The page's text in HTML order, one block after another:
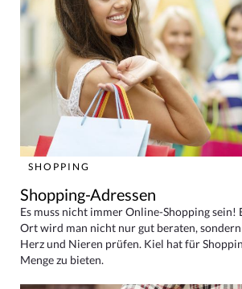
SHOPPING
Shopping-Adressen
Es muss nicht immer Online-Shopping sein!
Ort wird man nicht nur gut beraten,
Herz und Nieren prüfen. Kiel hat für
Menge zu bieten.